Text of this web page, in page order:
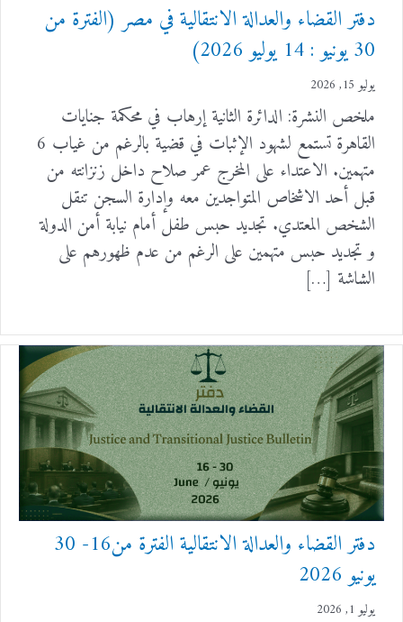
دفتر القضاء والعدالة الانتقالية في مصر (الفترة من
30 يونيو : 14 يوليو 2026)
يوليو 15, 2026
ملخص النشرة: الدائرة الثانية إرهاب في محكمة جنايات
القاهرة تستمع لشهود الإثبات في قضية بالرغم من غياب 6
متهمين. الاعتداء على المخرج عمر صلاح داخل زنزانته من
قبل أحد الاشخاص المتواجدين معه وإدارة السجن تنقل
الشخص المعتدي. تجديد حبس طفل أمام نيابة أمن الدولة
و تجديد حبس متهمين على الرغم من عدم ظهورهم على
الشاشة […]
دفتر القضاء والعدالة الانتقالية الفترة من16- 30
يونيو 2026
يوليو 1, 2026